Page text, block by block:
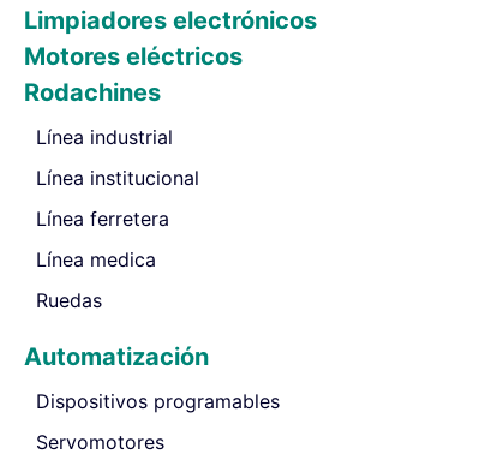
Limpiadores electrónicos
Motores eléctricos
Rodachines
Línea industrial
Línea institucional
Línea ferretera
Línea medica
Ruedas
Automatización
Dispositivos programables
Servomotores